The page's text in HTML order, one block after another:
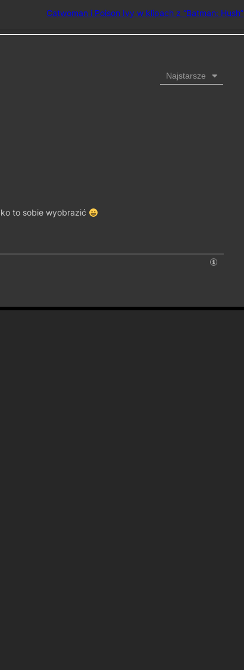
Catwoman i Poison Ivy w klipach z “Batman: Hush”
Najstarsze
to sobie wyobrazić